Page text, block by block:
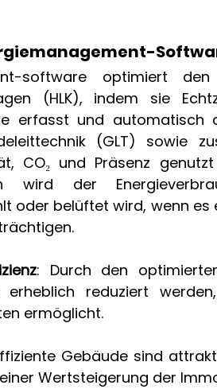
software optimiert
(HLK), indem sie
erfasst und automatisch
(GLT) sowie
CO₂ und Präsenz
wird der
oder belüftet wird, wenn
: Durch den
erheblich reduziert
ermöglicht.
Gebäude sind
Wertsteigerung der